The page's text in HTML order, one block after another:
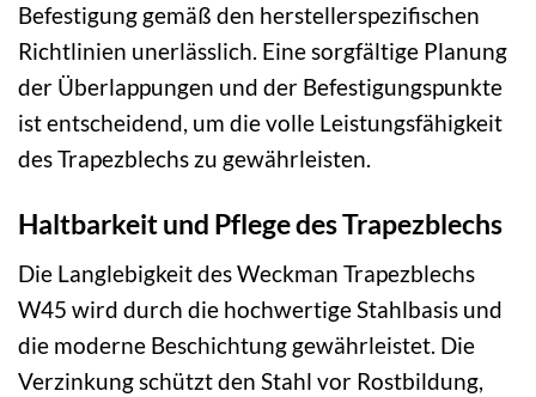
Befestigung gemäß den herstellerspezifischen
Richtlinien unerlässlich. Eine sorgfältige Planung
der Überlappungen und der Befestigungspunkte
ist entscheidend, um die volle Leistungsfähigkeit
des Trapezblechs zu gewährleisten.
Haltbarkeit und Pflege des Trapezblechs
Die Langlebigkeit des Weckman Trapezblechs
W45 wird durch die hochwertige Stahlbasis und
die moderne Beschichtung gewährleistet. Die
Verzinkung schützt den Stahl vor Rostbildung,